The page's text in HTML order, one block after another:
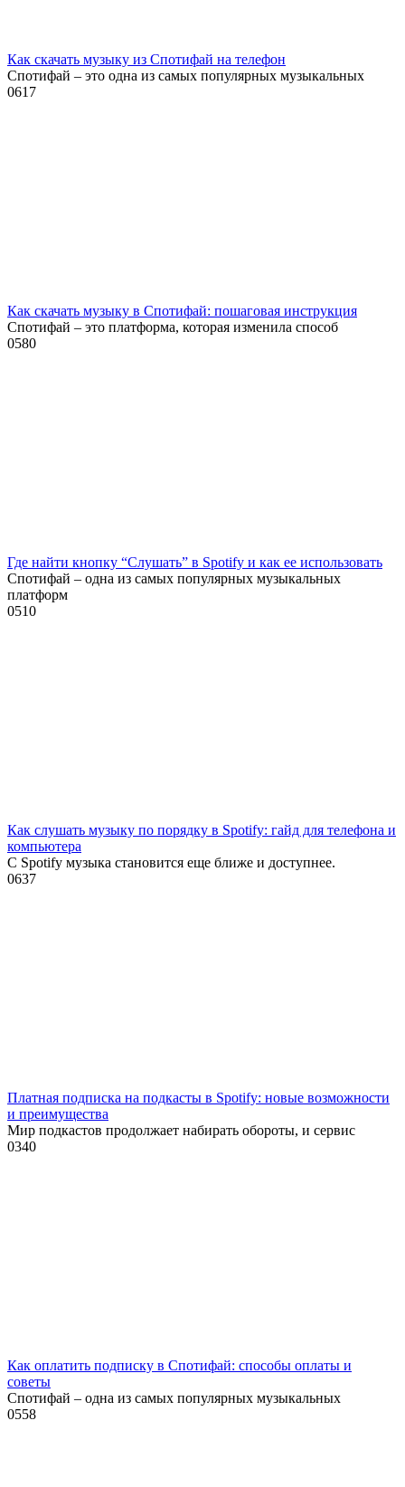
Как скачать музыку из Спотифай на телефон
Спотифай – это одна из самых популярных музыкальных
0617
Как скачать музыку в Спотифай: пошаговая инструкция
Спотифай – это платформа, которая изменила способ
0580
Где найти кнопку “Слушать” в Spotify и как ее использовать
Спотифай – одна из самых популярных музыкальных
платформ
0510
Как слушать музыку по порядку в Spotify: гайд для телефона и
компьютера
С Spotify музыка становится еще ближе и доступнее.
0637
Платная подписка на подкасты в Spotify: новые возможности
и преимущества
Мир подкастов продолжает набирать обороты, и сервис
0340
Как оплатить подписку в Спотифай: способы оплаты и
советы
Спотифай – одна из самых популярных музыкальных
0558